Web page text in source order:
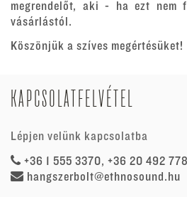
megrendelőt, aki - ha ezt
vásárlástól.
Köszönjük a szíves megértésüket!
KAPCSOLATFELVÉTEL
Lépjen velünk kapcsolatba
+36 1 555 3370, +36 20 492
hangszerbolt@ethnosound.hu